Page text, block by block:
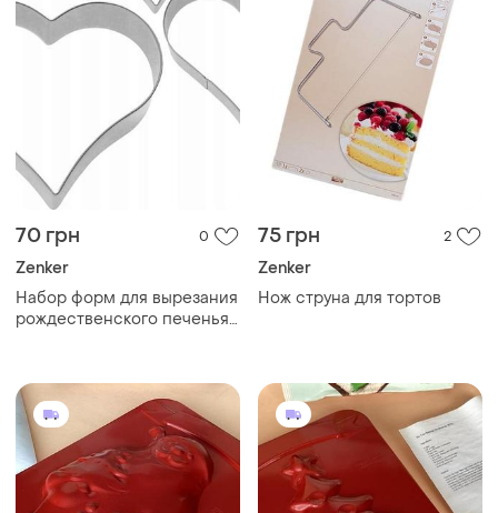
70 грн 0
Zenker
Набор форм для вырезания
рождественского печенья
75 грн 2
Zenker
Нож струна для тортов